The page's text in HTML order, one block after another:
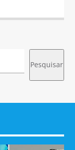
Pesquisar